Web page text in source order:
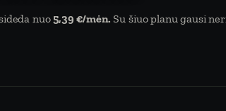
nuo5,39 €/mėn. Su šiuo planu gausi